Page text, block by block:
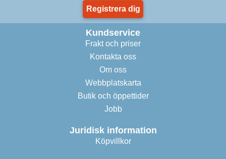
Registrera dig
Kundservice
Frakt och priser
Kontakta oss
Om oss
Webbplatskarta
Butik och öppettider
Jobb
Juridisk information
Köpvillkor